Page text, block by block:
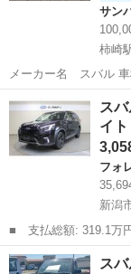
サン
柿崎
メーカー名 スバル
成18年（2006年）
R10.4まで ミッショ
新潟 上越市
ス
イ
フォ
新潟
■ 支払総額: 319.1万円 ■ 車両本体価格： 3,058,000 円 ■ メーカ
ー名： スバル ■ 車
ーツ 新世代アイサイ
新潟 新潟市
ス